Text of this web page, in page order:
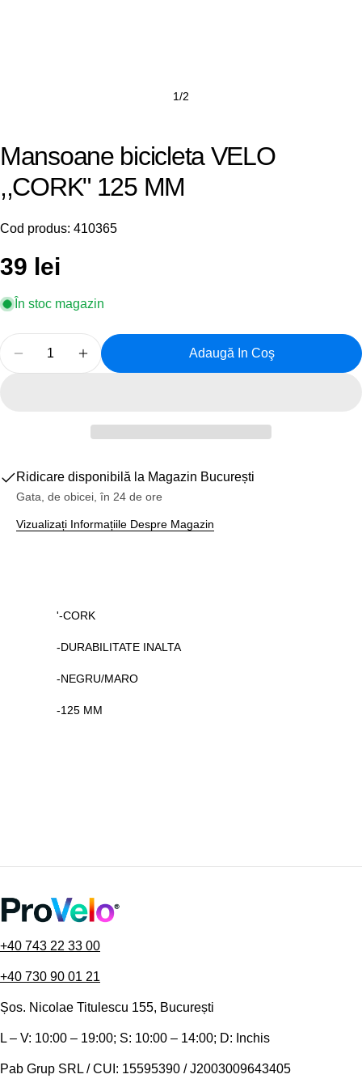
1/2
Mansoane bicicleta VELO
,,CORK" 125 MM
Cod produs: 410365
Preț
obișnuit
39 lei
În stoc magazin
Reduceți Cantitatea Pentru Mansoane Bicicleta
Creșteți Cantitatea Pentru Mansoane
Adaugă In Coş
Ridicare disponibilă la Magazin București
Gata, de obicei, în 24 de ore
Vizualizați Informațiile Despre Magazin
'-CORK
-DURABILITATE INALTA
-NEGRU/MARO
-125 MM
+40 743 22 33 00
+40 730 90 01 21
Șos. Nicolae Titulescu 155, București
L – V: 10:00 – 19:00; S: 10:00 – 14:00; D: Inchis
Pab Grup SRL / CUI: 15595390 / J2003009643405